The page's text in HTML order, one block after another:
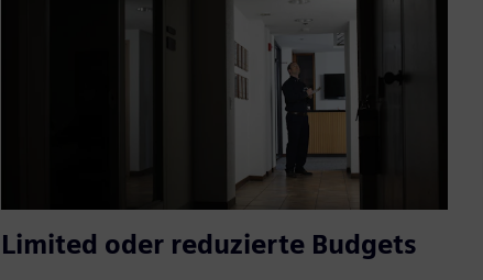
Limited oder reduzierte Budgets